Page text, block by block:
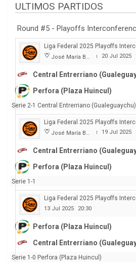
ULTIMOS PARTIDOS
Round #5 - Playoffs
Liga Federal 2025 Playoffs
José María Bertora | 20 Jul 2025
Central Entrerriano
Perfora (Plaza Huincul)
Serie 2-1 Central Entrerriano (Gualeguaychu)
Liga Federal 2025 Playoffs
José María Bertora | 19 Jul 2025
Central Entrerriano
Perfora (Plaza Huincul)
Serie 1-1
Liga Federal 2025 Playoffs
13 Jul 2025 20:30
Perfora (Plaza Huincul)
Central Entrerriano
Serie 1-0 Perfora (Plaza Huincul)